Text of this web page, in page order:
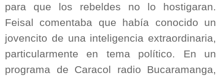
para que los rebeldes no lo hostigaran.
Feisal comentaba que había conocido un
jovencito de una inteligencia extraordinaria,
particularmente en tema político. En un
programa de Caracol radio Bucaramanga,